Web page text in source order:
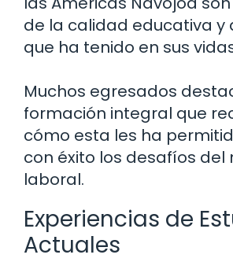
de la calidad educativa y
que ha tenido en sus
Muchos egresados
formación integral que
cómo esta les ha
con éxito los desafíos del
laboral.
Experiencias de
Actuales